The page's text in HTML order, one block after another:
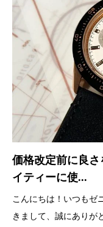
価格改定前に良
イティーに使...
こんにちは！いつもゼ
きまして、誠にありが